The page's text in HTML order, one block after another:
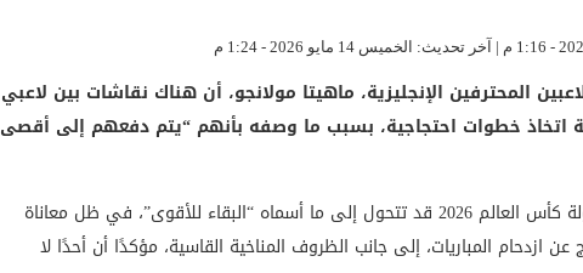
المحترفين الإنجليزية، ماهيتا مولانجو، أن هناك نقاشات بين لاعبي
اتخاذ خطوات احتجاجية، بسبب ما وصفه بأنهم “يتم دفعهم إلى أقصى
وحذر مولانجو من أن بطولة كأس العالم 2026 قد تتحول إلى ما أسماه “البقاء للأقوى”، في ظل معاناة
عن ازدحام المباريات، إلى جانب الظروف المناخية القاسية، مؤكدًا أن أحدًا لا